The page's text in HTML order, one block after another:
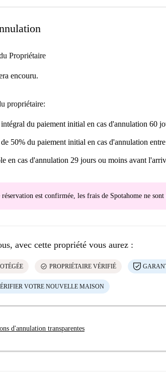
Propriétaire
encouru.
propriétaire:
du paiement initial en cas d'annulation 60
50% du paiement initial en cas d'annulation
en cas d'annulation 29 jours ou moins avant
est confirmée, les frais de Spotahome ne sont
avec cette propriété vous aurez :
check_circle PROPRIÉTAIRE VÉRIFIÉ
VOTRE NOUVELLE MAISON
d'annulation transparentes